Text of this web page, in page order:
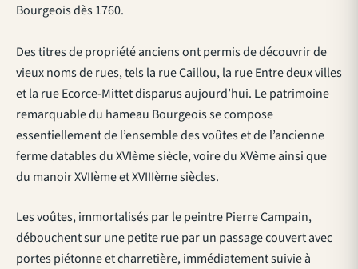
Bourgeois dès 1760.
Des titres de propriété anciens ont permis de découvrir de
vieux noms de rues, tels la rue Caillou, la rue Entre deux villes
et la rue Ecorce-Mittet disparus aujourd’hui. Le patrimoine
remarquable du hameau Bourgeois se compose
essentiellement de l’ensemble des voûtes et de l’ancienne
ferme datables du XVIème siècle, voire du XVème ainsi que
du manoir XVIIème et XVIIIème siècles.
Les voûtes, immortalisés par le peintre Pierre Campain,
débouchent sur une petite rue par un passage couvert avec
portes piétonne et charretière, immédiatement suivie à